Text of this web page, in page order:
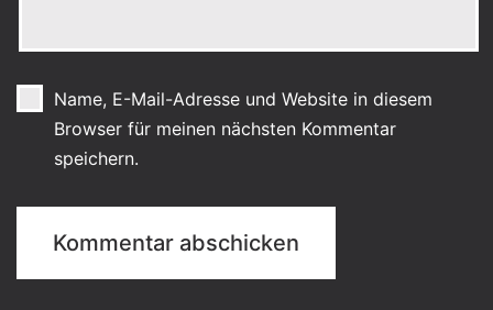
Name, E-Mail-Adresse und Website in diesem
Browser für meinen nächsten Kommentar
speichern.